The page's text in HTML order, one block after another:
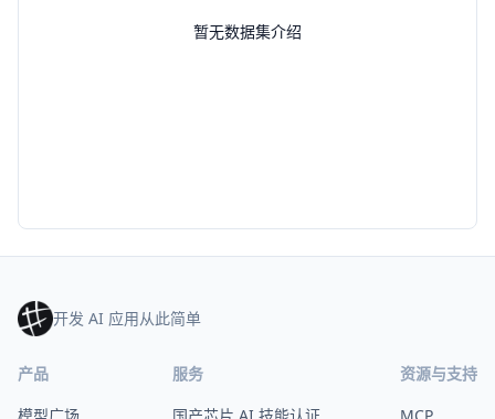
暂无数据集介绍
开发 AI 应用从此简单
产品
服务
资源与支持